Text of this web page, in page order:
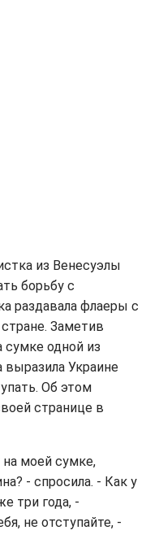
из Венесуэлы
борьбу с
раздавала флаеры с
Заметив
сумке одной из
Украине
Об этом
странице в
моей сумке,
- спросила. - Как у
три года, -
не отступайте, -